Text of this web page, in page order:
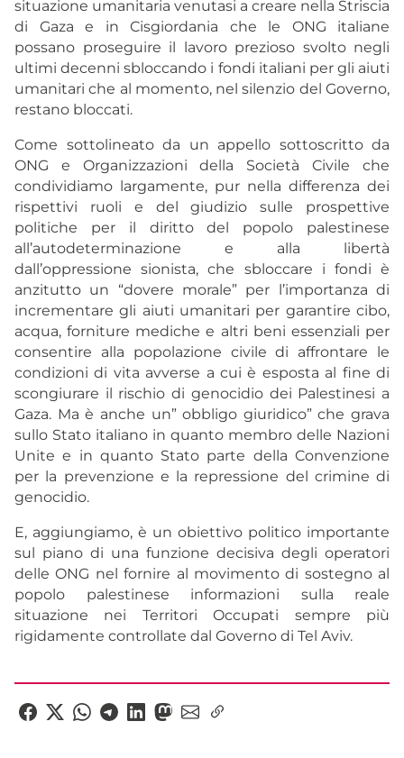
situazione umanitaria venutasi a creare nella Striscia
di Gaza e in Cisgiordania che le ONG italiane
possano proseguire il lavoro prezioso svolto negli
ultimi decenni sbloccando i fondi italiani per gli aiuti
umanitari che al momento, nel silenzio del Governo,
restano bloccati.
Come sottolineato da un appello sottoscritto da
ONG e Organizzazioni della Società Civile che
condividiamo largamente, pur nella differenza dei
rispettivi ruoli e del giudizio sulle prospettive
politiche per il diritto del popolo palestinese
all’autodeterminazione e alla libertà
dall’oppressione sionista, che sbloccare i fondi è
anzitutto un “dovere morale” per l’importanza di
incrementare gli aiuti umanitari per garantire cibo,
acqua, forniture mediche e altri beni essenziali per
consentire alla popolazione civile di affrontare le
condizioni di vita avverse a cui è esposta al fine di
scongiurare il rischio di genocidio dei Palestinesi a
Gaza. Ma è anche un” obbligo giuridico” che grava
sullo Stato italiano in quanto membro delle Nazioni
Unite e in quanto Stato parte della Convenzione
per la prevenzione e la repressione del crimine di
genocidio.
E, aggiungiamo, è un obiettivo politico importante
sul piano di una funzione decisiva degli operatori
delle ONG nel fornire al movimento di sostegno al
popolo palestinese informazioni sulla reale
situazione nei Territori Occupati sempre più
rigidamente controllate dal Governo di Tel Aviv.